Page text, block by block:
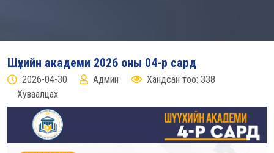
Шүүхийн академи 2026 оны 04-р сард
2026-04-30 Админ
Хандсан тоо: 338
Хуваалцах